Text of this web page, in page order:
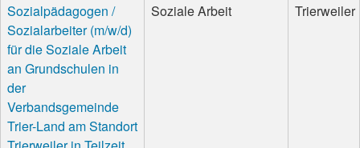
Sozialpädagogen /
Sozialarbeiter (m/w/d)
für die Soziale Arbeit
an Grundschulen in
der
Verbandsgemeinde
Trier-Land am Standort
Soziale Arbeit Trierweiler